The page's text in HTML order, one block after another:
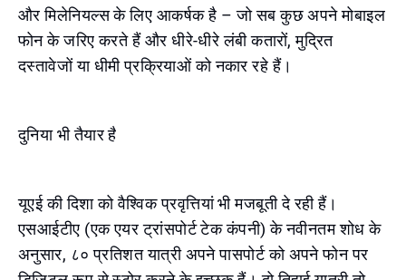
और मिलेनियल्स के लिए आकर्षक है – जो सब कुछ अपने मोबाइल
फोन के जरिए करते हैं और धीरे-धीरे लंबी कतारों, मुद्रित
दस्तावेजों या धीमी प्रक्रियाओं को नकार रहे हैं।
दुनिया भी तैयार है
यूएई की दिशा को वैश्विक प्रवृत्तियां भी मजबूती दे रही हैं।
एसआईटीए (एक एयर ट्रांसपोर्ट टेक कंपनी) के नवीनतम शोध के
अनुसार, ८० प्रतिशत यात्री अपने पासपोर्ट को अपने फोन पर